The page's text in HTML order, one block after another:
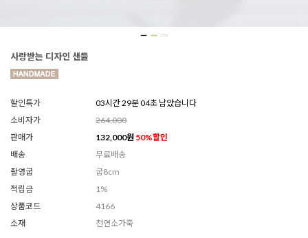
사랑받는 디자인 샌들
할인특가
03시간 29분 01초 남았습니다
소비자가
264,000
판매가
132,000원 50%할인
배송
무료배송
촬영굽
굽8cm
적립금
1%
상품코드
4166
소재
천연소가죽